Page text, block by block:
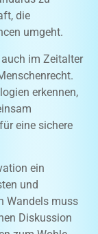
die
umgeht.
im Zeitalter
erkennen,
eine sichere
ein
und
Wandels muss
Diskussion